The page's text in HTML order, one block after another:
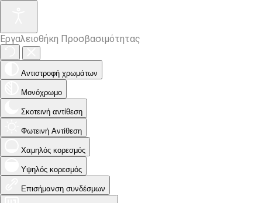
Εργαλειοθήκη Προσβασιμότητας
Αντιστροφή χρωμάτων
Μονόχρωμο
Σκοτεινή αντίθεση
Φωτεινή Αντίθεση
Χαμηλός κορεσμός
Υψηλός κορεσμός
Επισήμανση συνδέσμων